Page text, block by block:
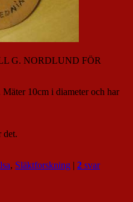
G. NORDLUND FÖR
10cm i diameter och har
det.
, Släktforskning | 2 svar